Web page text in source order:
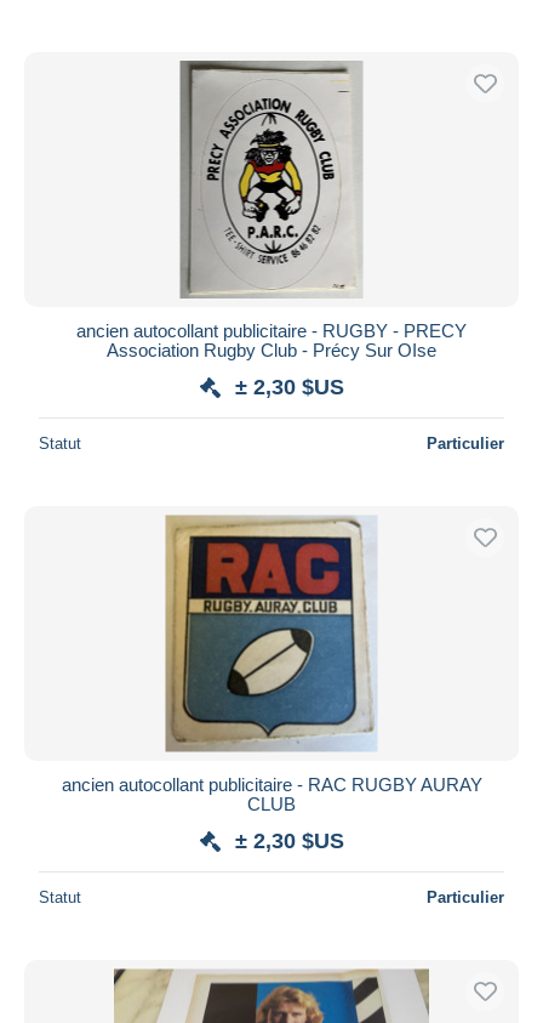
ancien autocollant publicitaire - RUGBY - PRECY
Association Rugby Club - Précy Sur OIse
± 2,30 $US
Statut Particulier
ancien autocollant publicitaire - RAC RUGBY AURAY
CLUB
± 2,30 $US
Statut Particulier